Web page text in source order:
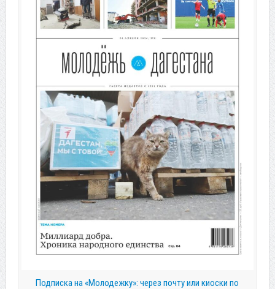
Подписка на «Молодежку»: через почту или киоски по